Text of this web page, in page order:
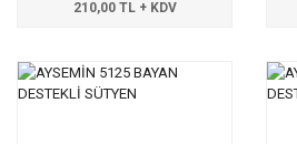
210,00 TL + KDV